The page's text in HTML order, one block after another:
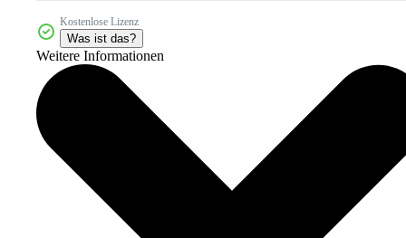
Kostenlose Lizenz
Was ist das?
Weitere Informationen